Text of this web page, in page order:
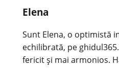
Elena
Sunt Elena, o optimistă
echilibrată, pe
fericit și mai armonios.